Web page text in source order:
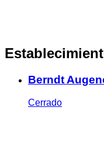
Berndt
Cerrado